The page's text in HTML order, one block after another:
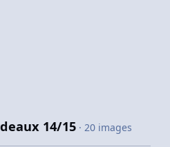
14/15 · 20 images